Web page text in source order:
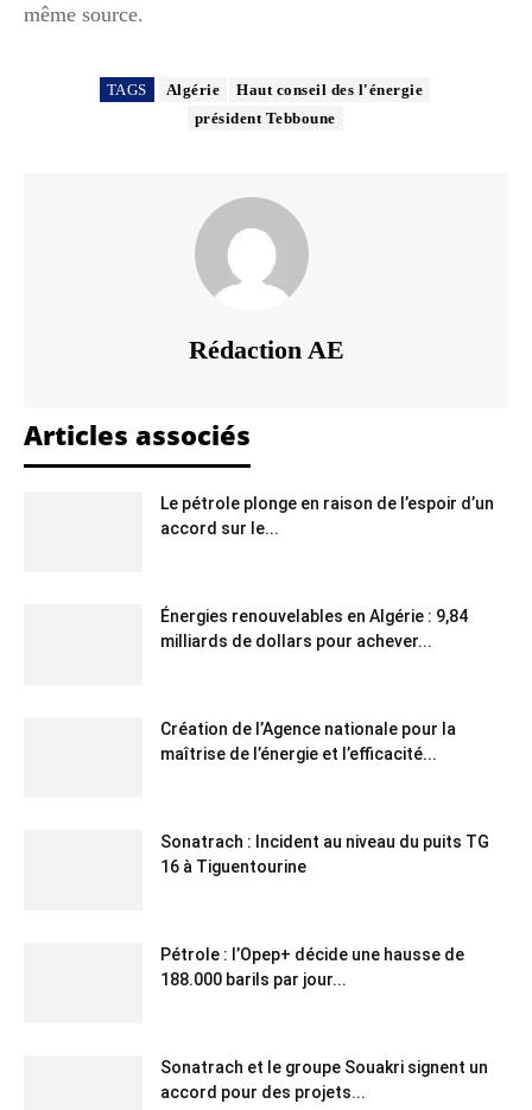
même source.
TAGS Algérie
Haut conseil des l'énergie
président Tebboune
Rédaction AE
Articles associés
Le pétrole plonge en raison de l’espoir d’un
accord sur le...
Énergies renouvelables en Algérie : 9,84
milliards de dollars pour achever...
Création de l’Agence nationale pour la
maîtrise de l’énergie et l’efficacité...
Sonatrach : Incident au niveau du puits TG
16 à Tiguentourine
Pétrole : l’Opep+ décide une hausse de
188.000 barils par jour...
Sonatrach et le groupe Souakri signent un
accord pour des projets...